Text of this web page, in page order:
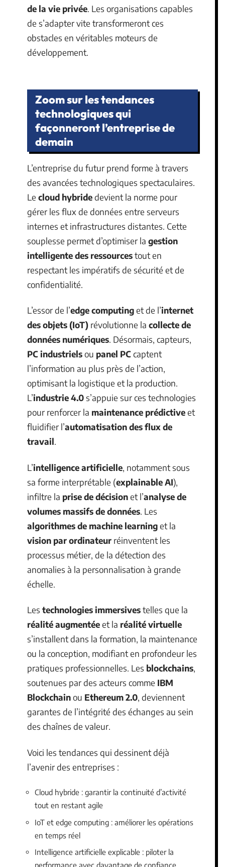
de la vie privée. Les organisations capables
de s’adapter vite transformeront ces
obstacles en véritables moteurs de
développement.
Zoom sur les tendances
technologiques qui
façonneront l’entreprise de
demain
L’entreprise du futur prend forme à travers
des avancées technologiques spectaculaires.
Le cloud hybridedevient la norme pour
gérer les flux de données entre serveurs
internes et infrastructures distantes. Cette
souplesse permet d’optimiser la gestion
intelligente des ressourcestout en
respectant les impératifs de sécurité et de
confidentialité.
L’essor de l’edge computinget de l’internet
des objets (IoT) révolutionne la collecte de
données numériques. Désormais, capteurs,
PC industrielsou panel PCcaptent
l’information au plus près de l’action,
optimisant la logistique et la production.
L’industrie 4.0s’appuie sur ces technologies
pour renforcer la maintenance prédictiveet
fluidifier l’automatisation des flux de
travail.
L’intelligence artificielle, notamment sous
sa forme interprétable (explainable AI),
infiltre la prise de décisionet l’analyse de
volumes massifs de données. Les
algorithmes de machine learninget la
vision par ordinateur réinventent les
processus métier, de la détection des
anomalies à la personnalisation à grande
échelle.
Les technologies immersivestelles que la
réalité augmentéeet la réalité virtuelle
s’installent dans la formation, la maintenance
ou la conception, modifiant en profondeur les
pratiques professionnelles. Les blockchains,
soutenues par des acteurs comme IBM
Blockchainou Ethereum 2.0, deviennent
garantes de l’intégrité des échanges au sein
des chaînes de valeur.
Voici les tendances qui dessinent déjà
l’avenir des entreprises :
Cloud hybride : garantir la continuité d’activité
tout en restant agile
IoT et edge computing : améliorer les opérations
en temps réel
Intelligence artificielle explicable : piloter la
performance avec davantage de confiance